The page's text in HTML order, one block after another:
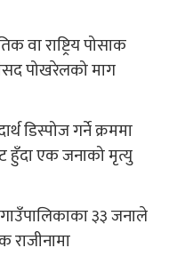
राष्ट्रिय पोसाक
पोखरेलको माग
डिस्पोज गर्ने क्रममा
हुँदा एक जनाको मृत्यु
३३ जनाले
राजीनामा